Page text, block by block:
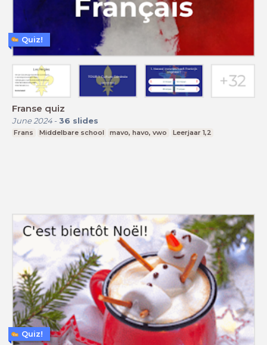
Franse quiz
June 2024- 36 slides
Frans Middelbare school mavo, havo, vwo Leerjaar 1,2
Quiz!
Quiz!